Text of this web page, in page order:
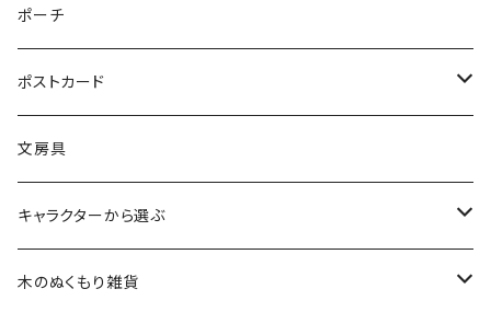
すべてのオーナメント
オルゴールタイプ
ミュージックタイプ
クリスマスイルミネーションライト
オーナメントスタンド
くま雑貨
ウォールアート(壁飾り)
敷き物
キャンドルスタンド
カードスタンド
LEDキャンドルライト
ワインホルダー
コースター
ネパール
インドネシア
バリ
エジプト
フランス
インド
ミニトートバッグ
スリッパ
すべてのファッション雑貨
イヤリング
お皿（プレート）
マグカップ
テーブルクロス
ランチョンマット
敷き物
ピアス
イヤリング
腕時計
ブレスレット
ネックレス
ポーチ
ポストカード
バースデーカード
クリスマスカード
その他のポストカード
文房具
キャラクターから選ぶ
ALOHAマプア
木のぬくもり雑貨